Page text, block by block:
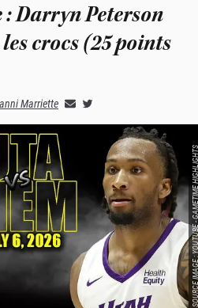
: Darryn Peterson
crocs (25 points
Marriette
SOURCE IMAGE :